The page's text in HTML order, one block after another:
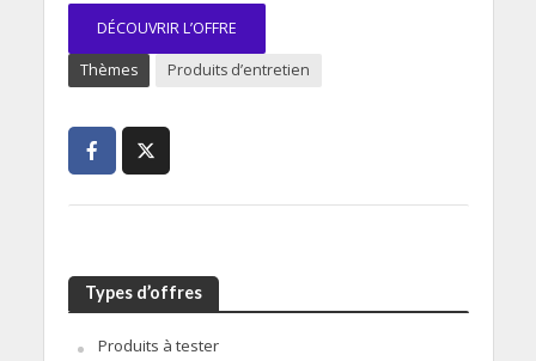
DÉCOUVRIR L’OFFRE
Thèmes Produits d’entretien
Types d’offres
Produits à tester